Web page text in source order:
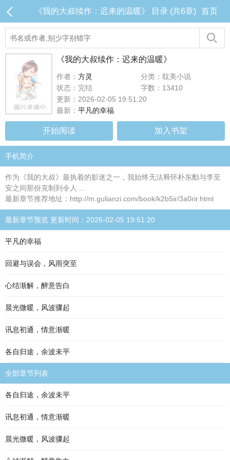
《我的大叔续作：迟来的温暖》 目录 (共6章) 首页
《我的大叔续作：迟来的温暖》
作者： 方灵
分类：耽美小说
状态：完结
字数：13410
更新：2026-02-05 19:51:20
最新： 平凡的幸福
开始阅读 加入书架
手机简介
作为《我的大叔》最执着的影迷之一，我始终无法释怀朴东勳与李至
安之间那份克制到令人 ...
最新章节推荐地址：http://m.gulianzi.com/book/k2b5ir/3a0rir.html
最新章节预览 更新时间：2026-02-05 19:51:20
平凡的幸福
回避与误会，风雨突至
心结渐解，醉意告白
晨光微暖，风波骤起
讯息初通，情意渐暖
各自归途，余波未平
全部章节列表
各自归途，余波未平
讯息初通，情意渐暖
晨光微暖，风波骤起